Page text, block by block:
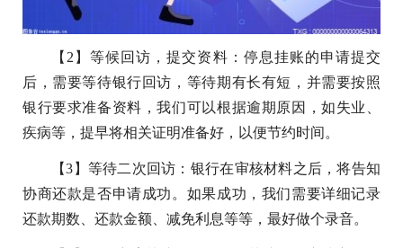
【2】等候回访，提交资料：停息挂账的申请提交
后，需要等待银行回访，等待期有长有短，并需要按照
银行要求准备资料，我们可以根据逾期原因，如失业、
疾病等，提早将相关证明准备好，以便节约时间。
【3】等待二次回访：银行在审核材料之后，将告知
协商还款是否申请成功。如果成功，我们需要详细记录
还款期数、还款金额、减免利息等等，最好做个录音。